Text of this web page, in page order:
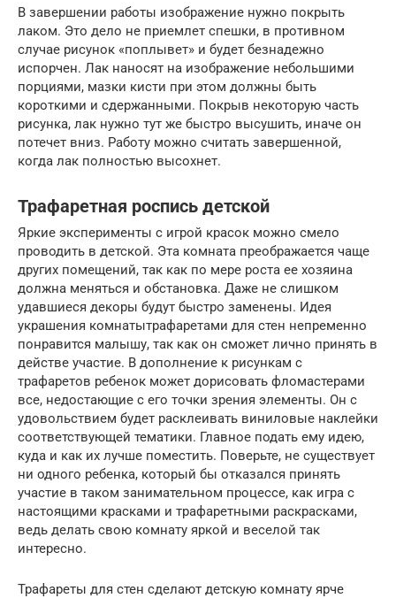
В завершении работы изображение нужно покрыть
лаком. Это дело не приемлет спешки, в противном
случае рисунок «поплывет» и будет безнадежно
испорчен. Лак наносят на изображение небольшими
порциями, мазки кисти при этом должны быть
короткими и сдержанными. Покрыв некоторую часть
рисунка, лак нужно тут же быстро высушить, иначе он
потечет вниз. Работу можно считать завершенной,
когда лак полностью высохнет.
Трафаретная роспись детской
Яркие эксперименты с игрой красок можно смело
проводить в детской. Эта комната преображается чаще
других помещений, так как по мере роста ее хозяина
должна меняться и обстановка. Даже не слишком
удавшиеся декоры будут быстро заменены. Идея
украшения комнатытрафаретами для стен непременно
понравится малышу, так как он сможет лично принять в
действе участие. В дополнение к рисункам с
трафаретов ребенок может дорисовать фломастерами
все, недостающие с его точки зрения элементы. Он с
удовольствием будет расклеивать виниловые наклейки
соответствующей тематики. Главное подать ему идею,
куда и как их лучше поместить. Поверьте, не существует
ни одного ребенка, который бы отказался принять
участие в таком занимательном процессе, как игра с
настоящими красками и трафаретными раскрасками,
ведь делать свою комнату яркой и веселой так
интересно.
Трафареты для стен сделают детскую комнату ярче